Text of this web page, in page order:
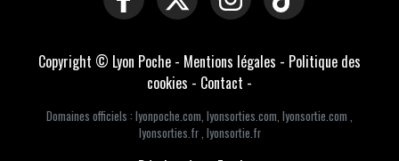
Copyright © Lyon Poche - Mentions légales - Politique des
cookies - Contact -
Domaines officiels : lyonpoche.com, lyonsorties.com, lyonsortie.com ,
lyonsorties.fr, lyonsortie.fr